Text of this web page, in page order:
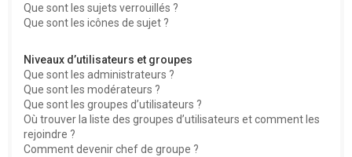
Que sont les sujets verrouillés ?
Que sont les icônes de sujet ?
Niveaux d’utilisateurs et groupes
Que sont les administrateurs ?
Que sont les modérateurs ?
Que sont les groupes d’utilisateurs ?
Où trouver la liste des groupes d’utilisateurs et comment les
rejoindre ?
Comment devenir chef de groupe ?